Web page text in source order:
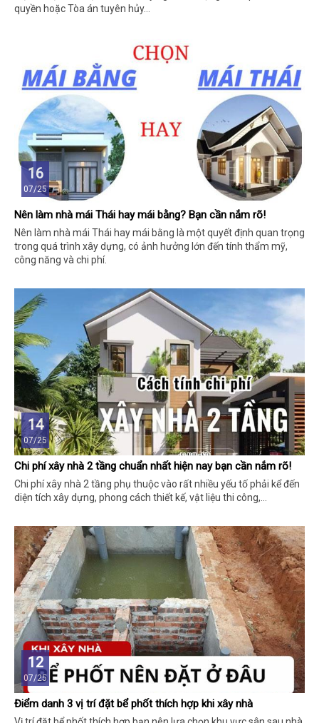
quyền hoặc Tòa án tuyên hủy…
16
07/25
Nên làm nhà mái Thái hay mái bằng? Bạn cần nắm rõ!
Nên làm nhà mái Thái hay mái bằng là một quyết định quan trọng
trong quá trình xây dựng, có ảnh hưởng lớn đến tính thẩm mỹ,
công năng và chi phí.
14
07/25
Chi phí xây nhà 2 tầng chuẩn nhất hiện nay bạn cần nắm rõ!
Chi phí xây nhà 2 tầng phụ thuộc vào rất nhiều yếu tố phải kể đến
diện tích xây dựng, phong cách thiết kế, vật liệu thi công,...
12
07/25
Điểm danh 3 vị trí đặt bể phốt thích hợp khi xây nhà